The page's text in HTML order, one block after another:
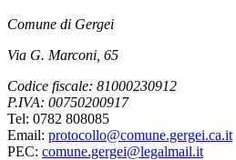
Comune di Gergei
Via G. Marconi, 65
Codice fiscale: 81000230912
P.IVA: 00750200917
Tel: 0782 808085
Email: protocollo@comune.gergei.ca.it
PEC: comune.gergei@legalmail.it